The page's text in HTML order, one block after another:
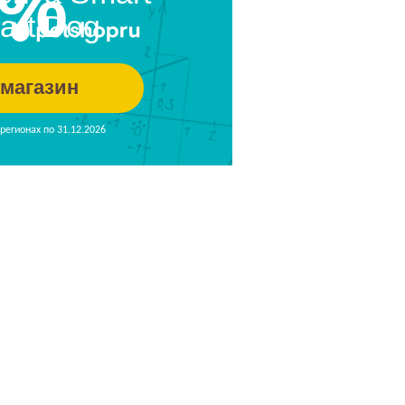
Dog
по 31.12.2026